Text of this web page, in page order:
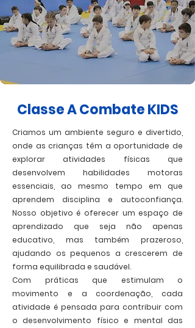
Classe A Combate KIDS
Criamos um ambiente seguro e divertido,
onde as crianças têm a oportunidade de
explorar atividades físicas que
desenvolvem habilidades motoras
essenciais, ao mesmo tempo em que
aprendem disciplina e autoconfiança.
Nosso objetivo é oferecer um espaço de
aprendizado que seja não apenas
educativo, mas também prazeroso,
ajudando os pequenos a crescerem de
forma equilibrada e saudável.
Com práticas que estimulam o
movimento e a coordenação, cada
atividade é pensada para contribuir com
o desenvolvimento físico e mental das